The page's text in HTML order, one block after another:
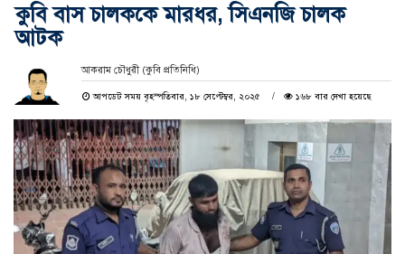
কুবি বাস চালককে মারধর, সিএনজি চালক
আটক
আকরাম চৌধুরী (কুবি প্রতিনিধি)
আপডেট সময় বৃহস্পতিবার, ১৮ সেপ্টেম্বর, ২০২৫ ১৬৮ বার দেখা হয়েছে